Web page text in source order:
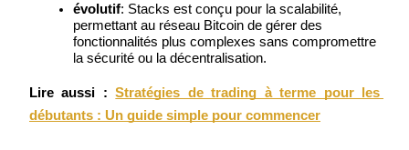
évolutif: Stacks est conçu pour la scalabilité,
permettant au réseau Bitcoin de gérer des
fonctionnalités plus complexes sans compromettre
la sécurité ou la décentralisation.
Lire aussi : Stratégies de trading à terme pour les
débutants : Un guide simple pour commencer